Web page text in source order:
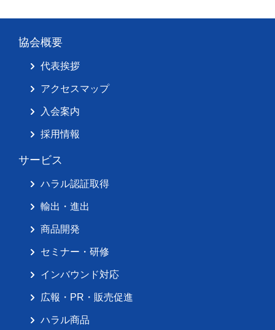
協会概要
代表挨拶
アクセスマップ
入会案内
採用情報
サービス
ハラル認証取得
輸出・進出
商品開発
セミナー・研修
インバウンド対応
広報・PR・販売促進
ハラル商品